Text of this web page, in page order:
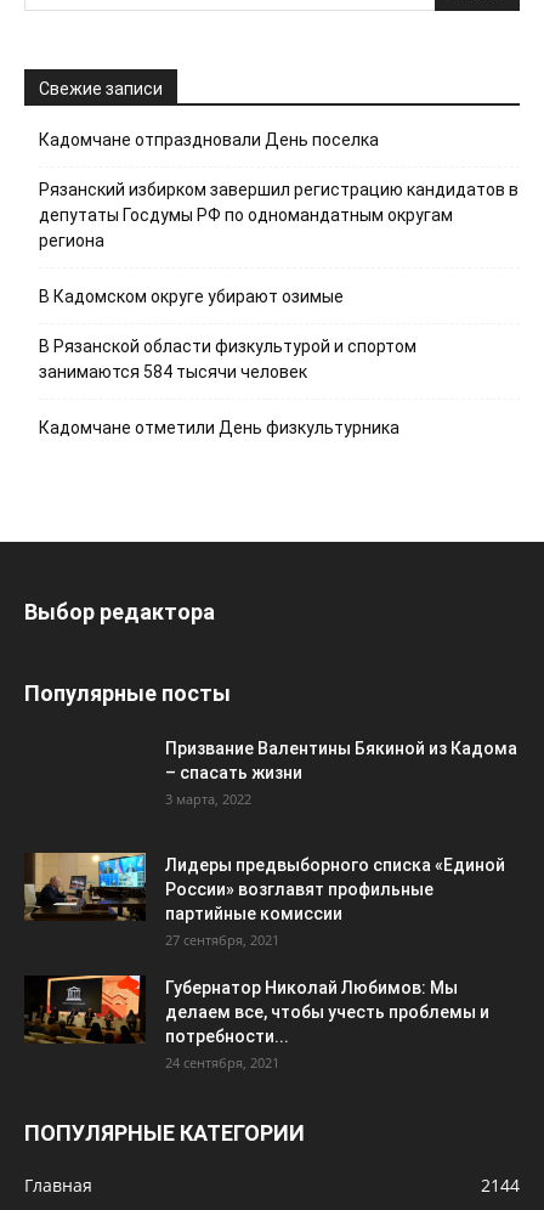
Свежие записи
Кадомчане отпраздновали День поселка
Рязанский избирком завершил регистрацию кандидатов в
депутаты Госдумы РФ по одномандатным округам
региона
В Кадомском округе убирают озимые
В Рязанской области физкультурой и спортом
занимаются 584 тысячи человек
Кадомчане отметили День физкультурника
Выбор редактора
Популярные посты
Призвание Валентины Бякиной из Кадома
– спасать жизни
3 марта, 2022
Лидеры предвыборного списка «Единой
России» возглавят профильные
партийные комиссии
27 сентября, 2021
Губернатор Николай Любимов: Мы
делаем все, чтобы учесть проблемы и
потребности...
24 сентября, 2021
ПОПУЛЯРНЫЕ КАТЕГОРИИ
Главная 2144